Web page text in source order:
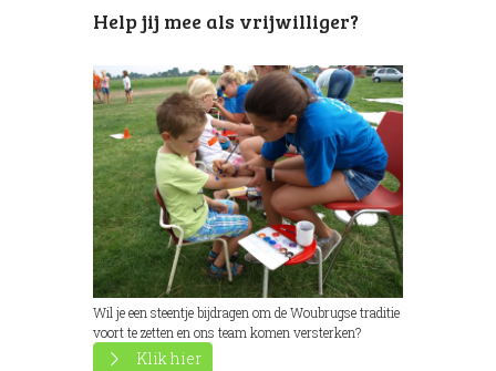
Help jij mee als vrijwilliger?
Wil je een steentje bijdragen om de Woubrugse traditie
voort te zetten en ons team komen versterken?
Klik hier